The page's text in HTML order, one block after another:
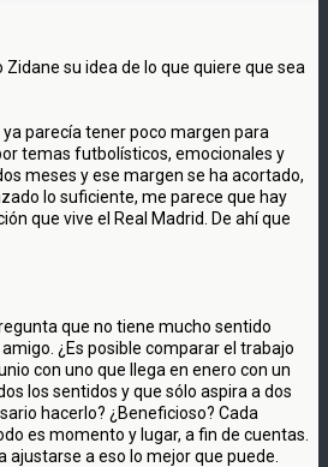
Zidane su idea de lo que quiere que sea
parecía tener poco margen para
temas futbolísticos, emocionales y
meses y ese margen se ha acortado,
lo suficiente, me parece que hay
que vive el Real Madrid. De ahí que
que no tiene mucho sentido
¿Es posible comparar el trabajo
con uno que llega en enero con un
los sentidos y que sólo aspira a dos
hacerlo? ¿Beneficioso? Cada
es momento y lugar, a fin de cuentas.
a eso lo mejor que puede.